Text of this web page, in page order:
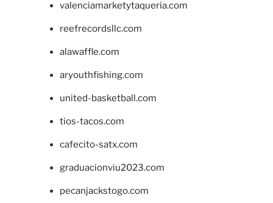
valenciamarketytaqueria.com
reefrecordsllc.com
alawaffle.com
aryouthfishing.com
united-basketball.com
tios-tacos.com
cafecito-satx.com
graduacionviu2023.com
pecanjackstogo.com